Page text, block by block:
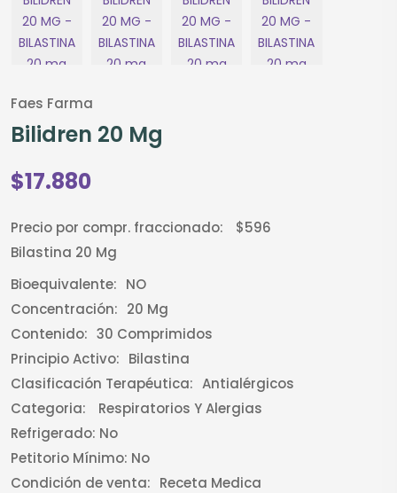
Faes Farma
Bilidren 20 Mg
$17.880
Precio por compr. fraccionado:
$596
Bilastina 20 Mg
Bioequivalente: NO
Concentración: 20 Mg
Contenido: 30 Comprimidos
Principio Activo: Bilastina
Clasificación Terapéutica: Antialérgicos
Categoria:
Respiratorios Y Alergias
Refrigerado: No
Petitorio Mínimo: No
Condición de venta: Receta Medica